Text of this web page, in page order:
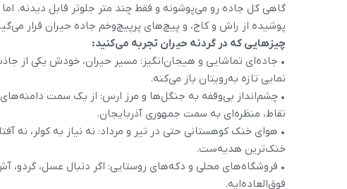
گاهی کل جاده رو می‌پوشونه و فقط چند متر جلوتر قابل دیدنه.
پوشیده از راش و کاج، و پیچ‌های پرپیچ‌و‌خم جاده حیران قرار
چیزهایی که در گردنه حیران تجربه می‌کنید:
• جاده‌ای تماشایی و هیجان‌انگیز: مسیر حیران، خودش یکی از
نمایی تازه به‌رویتان باز می‌کنه.
• چشم‌انداز بی‌وقفه به جنگل‌ها و مرز ارس: از یک سمت
نقاط، منظره‌ای به سمت جمهوری آذربایجان.
• هوای خنک کوهستانی حتی در تیر و مرداد: نه نیاز به کولر، نه
خنک‌ترین هدیه‌ست.
• فروشگاه‌های محلی و دکه‌های روستایی: اگر دنبال عسل، گردو،
فوق‌العاده‌ایه.